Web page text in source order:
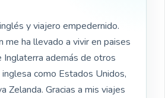
y viajero empedernido.
me ha llevado a vivir en paises
Inglaterra además de otros
como Estados Unidos,
Zelanda. Gracias a mis viajes